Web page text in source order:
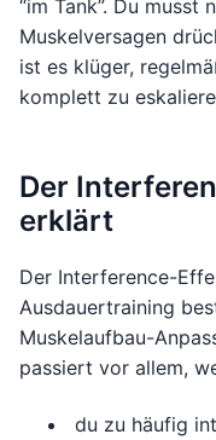
“im Tank”. Du musst
Muskelversagen
ist es klüger,
komplett zu
Der
erklärt
Der Interference-
Ausdauertraining
Muskelaufbau-
passiert vor allem,
du zu häufig